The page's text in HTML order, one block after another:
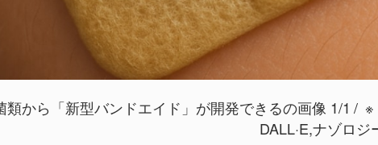
類から「新型バンドエイド」が開発できるの画像 1/1
※
DALL·E,ナゾロジ